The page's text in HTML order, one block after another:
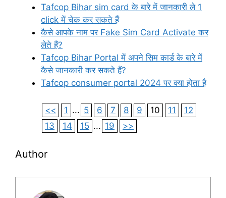
Tafcop Bihar sim card के बारे में जानकारी ले 1
click में चेक कर सकते हैं
कैसे आपके नाम पर Fake Sim Card Activate कर
लेते हैं?
Tafcop Bihar Portal में अपने सिम कार्ड के बारे में
कैसे जानकारी कर सकते हैं?
Tafcop consumer portal 2024 पर क्या होता है
<< 1 ... 5 6 7 8 9 10 11
12
13
14 15 ... 19 >>
Author